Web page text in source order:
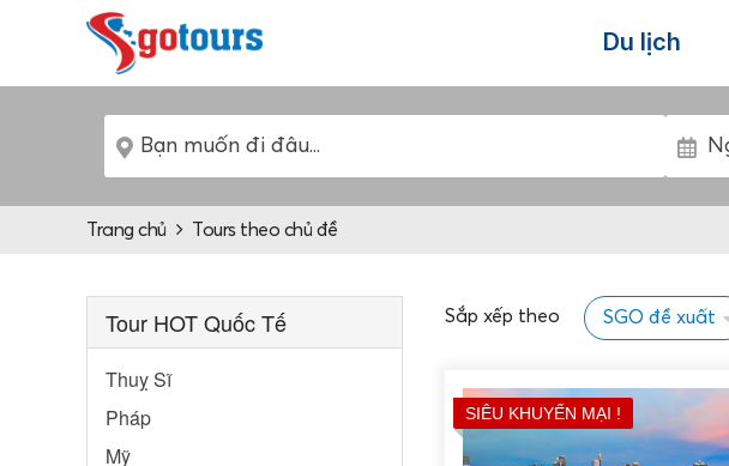
Du lịch
Trang chủ Tours theo chủ đề
Tour HOT Quốc Tế
Thuỵ Sĩ
Pháp
Mỹ
Sắp xếp theo SGO đề xuất
SIÊU KHUYẾN MẠI !